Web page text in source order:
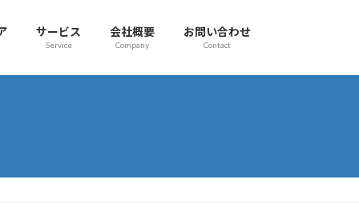
サービス
Service
会社概要
Company
お問い合わせ
Contact